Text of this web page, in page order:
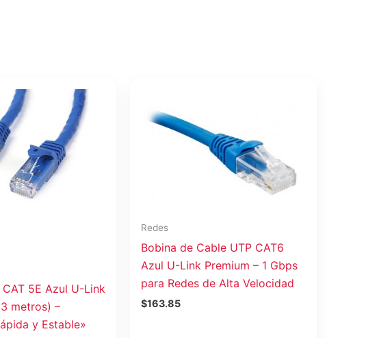
5E Azul U-Link
metros) –
y Estable»
precio
actual
es:
$2.99.
Redes
Bobina de Cable UTP CAT6
Azul U-Link Premium – 1 Gbps
para Redes de Alta Velocidad
$163.85